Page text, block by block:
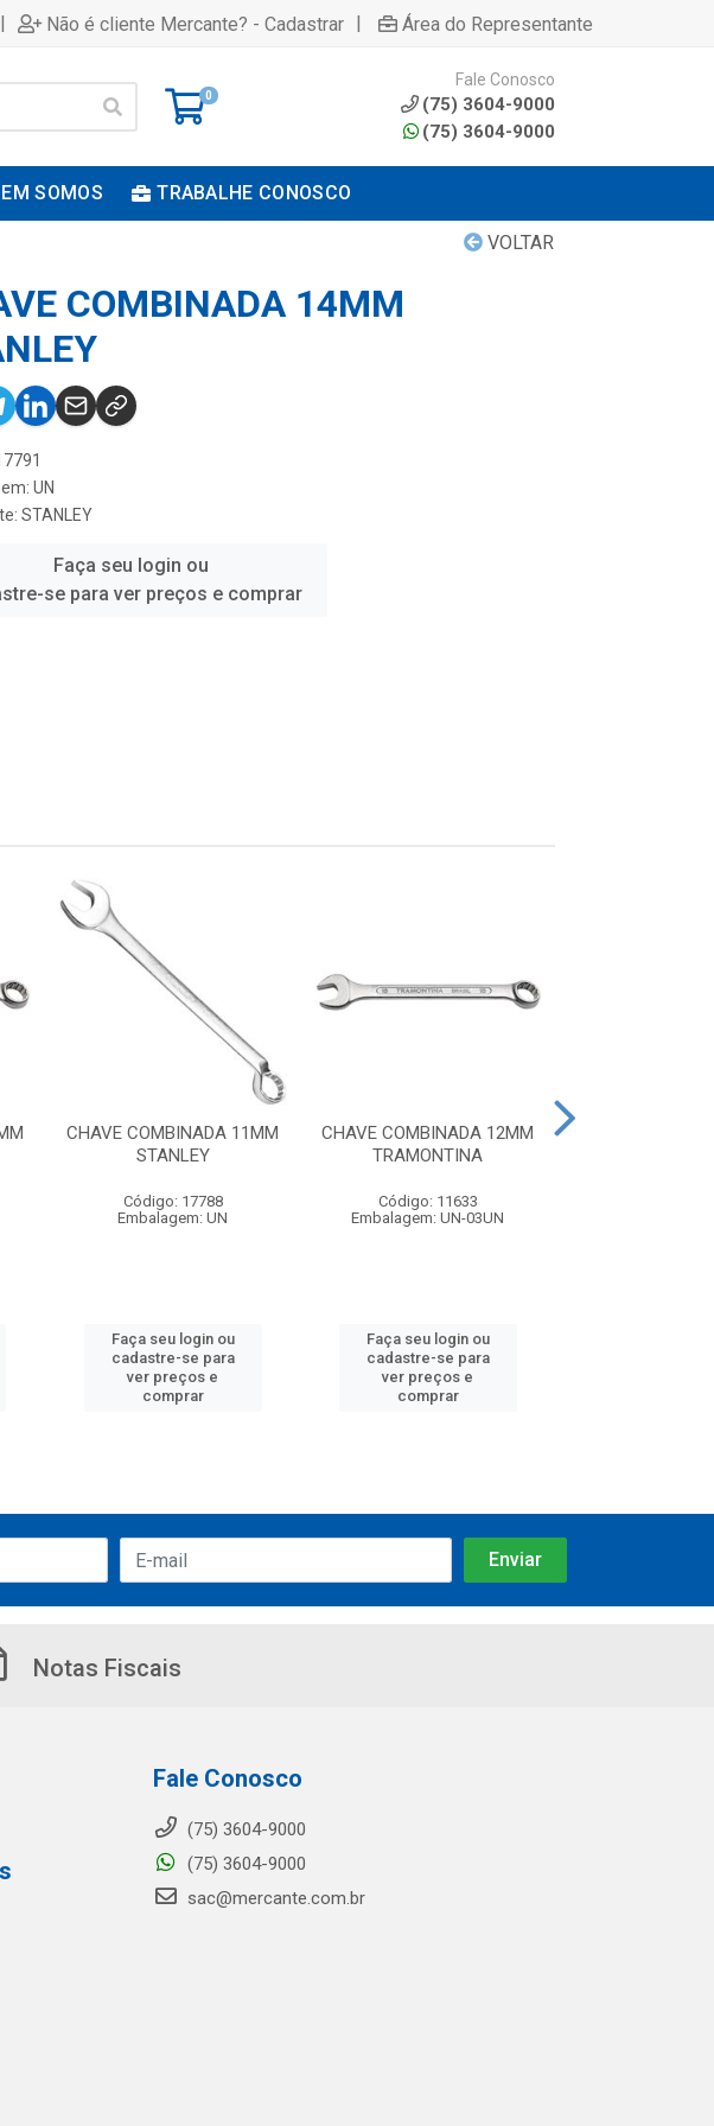
| Não é cliente Mercante? - Cadastrar | Área do Representante
0
Fale Conosco
(75) 3604-9000
(75) 3604-9000
SOMOS TRABALHE CONOSCO
VOLTAR
COMBINADA 14MM
UN
STANLEY
Faça seu login ou
se para ver preços e comprar
CHAVE COMBINADA 11MM
STANLEY
Código: 17788
Embalagem: UN
Faça seu login ou
cadastre-se para
ver preços e
comprar
CHAVE COMBINADA 12MM
TRAMONTINA
Código: 11633
Embalagem: UN-03UN
Faça seu login ou
cadastre-se para
ver preços e
comprar
Notas Fiscais
Fale Conosco
(75) 3604-9000
(75) 3604-9000
sac@mercante.com.br